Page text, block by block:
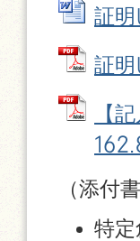
証明
証明
【
（添付
特定